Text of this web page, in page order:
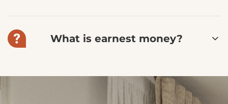
What is earnest money?